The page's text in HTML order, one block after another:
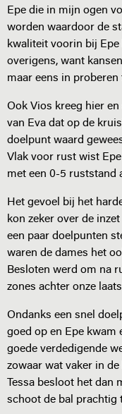
Epe die in mijn ogen
worden waardoor de
kwaliteit voorin bij
overigens, want
maar eens in proberen
Ook Vios kreeg hier
van Eva dat op de
doelpunt waard
Vlak voor rust wist
met een 0-5 ruststand
Het gevoel bij het
kon zeker over de
een paar doelpunten
waren de dames het
Besloten werd om na
zones achter onze
Ondanks een snel
goed op en Epe kwam
goede verdedigende
zowaar wat vaker in
Tessa besloot het dan
schoot de bal prachtig